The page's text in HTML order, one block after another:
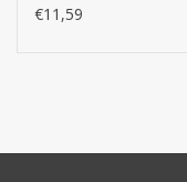
€11,59